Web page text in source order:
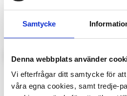
Samtycke
Denna webbplats använder
Vi efterfrågar ditt samtycke för
våra egna cookies, samt tredje-
Robot Special:
Pokémon
King